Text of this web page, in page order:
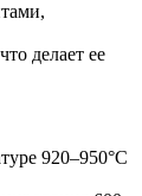
делает ее
920–950°C